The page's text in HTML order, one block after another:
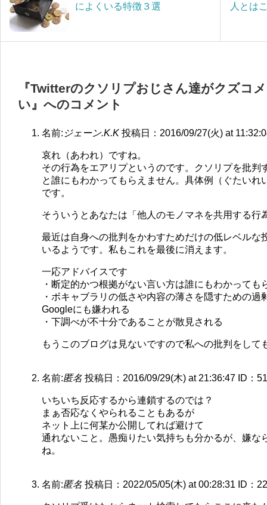
によくいる特徴３選
人とは
『Twitterのクソリプおじさん達がクズコ
い』へのコメント
名前: ジェーン.K.K 投稿日：2016/09/27(火) at
哀れ（あわれ）ですね。
その行為をエアリプというのです。クソリプを批判
と誰にもわかってもらえません。具体例（ぐたい
です。
そういうとあなたは「他人のモノマネを共用する行
最近は自身への批判をかわすためだけの低レベルな
いるようです。私もこれを最後に消えます。
一応アドバイスです
・断定的かつ根拠がない言い方は誰にもわかっても
・ボキャブラリの低さや内容の薄さを隠すための
Googleにも嫌われる
・下調べが不十分であることが散見される
もうこのブログは見ないですので私への批判をして
名前:匿名 投稿日：2016/09/29(木) at 21:36:47 ID：
いちいち反応するから連鎖するのでは？
まぁ否応なくやられることもあるが
ネット上に何某か公開してれば避けて
通れないこと。愚痴りたい気持ちも分かるが、嫌な
ね。
名前:匿名 投稿日：2022/05/05(木) at 00:28:31 ID：